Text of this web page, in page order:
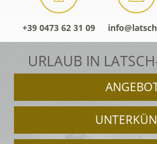
+39 0473 62 31 09
URLAUB IN